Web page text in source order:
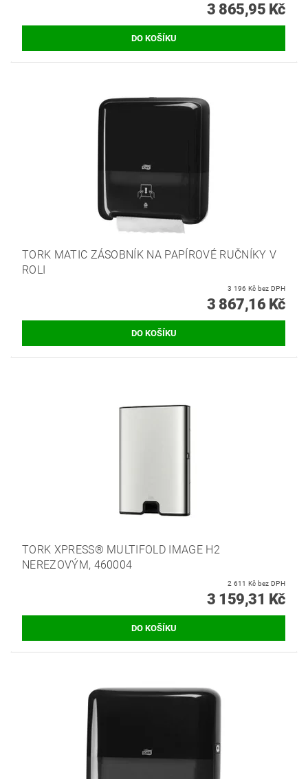
3 865,95 Kč
TORK MATIC ZÁSOBNÍK NA PAPÍROVÉ RUČNÍKY V
ROLI
3 196 Kč bez DPH
3 867,16 Kč
TORK XPRESS® MULTIFOLD IMAGE H2
NEREZOVÝM, 460004
2 611 Kč bez DPH
3 159,31 Kč